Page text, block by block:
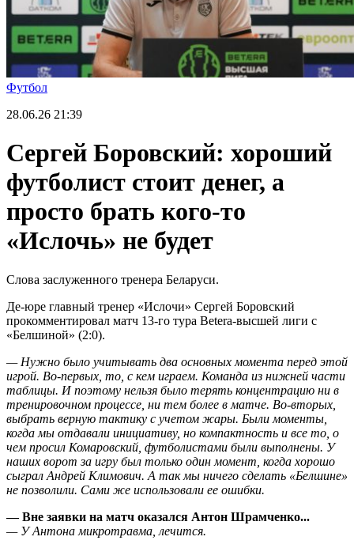
Футбол
28.06.26 21:39
Сергей Боровский: хороший
футболист стоит денег, а
просто брать кого-то
«Ислочь» не будет
Слова заслуженного тренера Беларуси.
Де-юре главный тренер «Ислочи» Сергей Боровский
прокомментировал матч 13-го тура Betera-высшей лиги с
«Белшиной» (2:0).
— Нужно было учитывать два основных момента перед этой
игрой. Во-первых, то, с кем играем. Команда из нижней части
таблицы. И поэтому нельзя было терять концентрацию ни в
тренировочном процессе, ни тем более в матче. Во-вторых,
выбрать верную тактику с учетом жары. Были моменты,
когда мы отдавали инициативу, но компактность и все то, о
чем просил Комаровский, футболистами были выполнены. У
наших ворот за игру был только один момент, когда хорошо
сыграл Андрей Климович. А так мы ничего сделать «Белшине»
не позволили. Сами же использовали ее ошибки.
— Вне заявки на матч оказался Антон Шрамченко...
— У Антона микротравма, лечится.